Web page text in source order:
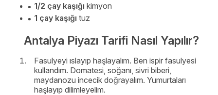
1/2 çay kaşığı kimyon
1 çay kaşığı tuz
Antalya Piyazı Tarifi Nasıl Yapılır?
Fasulyeyi ıslayıp haşlayalım. Ben ispir fasulyesi
kullandım. Domatesi, soğanı, sivri biberi,
maydanozu incecik doğrayalım. Yumurtaları
haşlayıp dilimleyelim.